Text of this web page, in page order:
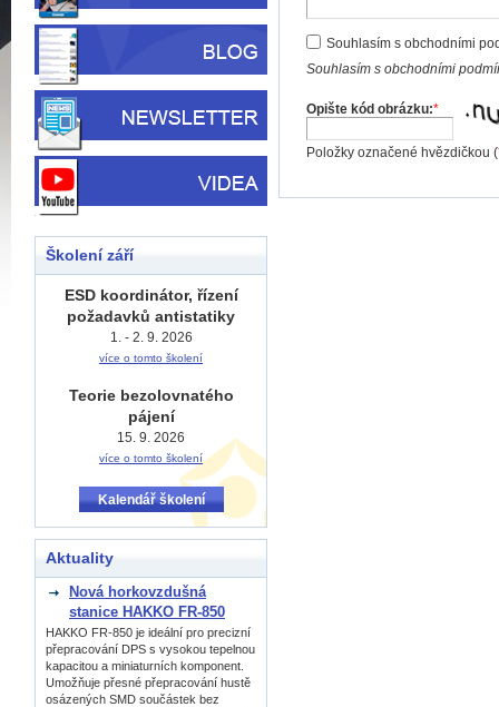
Souhlasím s obchodními
Souhlasím s obchodními
Opište kód obrázku:*
Položky označené hvězdičkou (
Školení září
ESD koordinátor, řízení
požadavků antistatiky
1. - 2. 9. 2026
více o tomto školení
Teorie bezolovnatého
pájení
15. 9. 2026
více o tomto školení
Kalendář školení
Aktuality
Nová horkovzdušná
stanice HAKKO FR-850
HAKKO FR-850 je ideální pro precizní
přepracování DPS s vysokou tepelnou
kapacitou a miniaturních komponent.
Umožňuje přesné přepracování hustě
osázených SMD součástek bez